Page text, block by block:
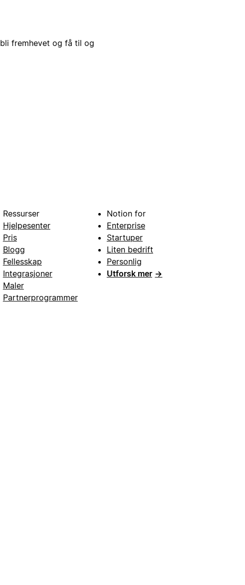
fremhevet og få til og
Ressurser
Hjelpesenter
Pris
Blogg
Fellesskap
Integrasjoner
Maler
Partnerprogrammer
Notion for
Enterprise
Startuper
Liten bedrift
Personlig
Utforsk mer →